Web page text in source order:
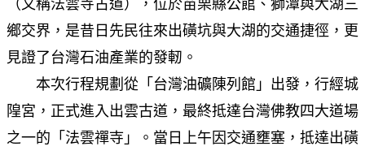
（又稱法雲寺古道），位於苗栗縣公館、獅潭與大湖三
鄉交界，是昔日先民往來出磺坑與大湖的交通捷徑，更
見證了台灣石油產業的發軔。
本次行程規劃從「台灣油礦陳列館」出發，行經城
隍宮，正式進入出雲古道，最終抵達台灣佛教四大道場
之一的「法雲禪寺」。當日上午因交通壅塞，抵達出磺